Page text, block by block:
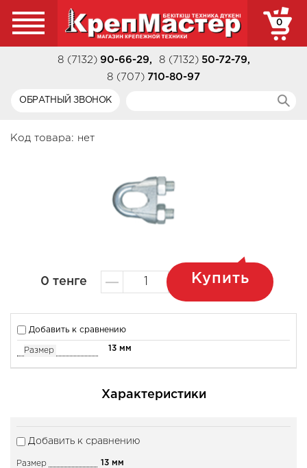
0
8 (7132) 90-66-29, 8 (7132) 50-72-79,
8 (707) 710-80-97
ОБРАТНЫЙ ЗВОНОК
Код товара: нет
0 тенге Купить
Добавить к сравнению
Размер 13 мм
Характеристики
Добавить к сравнению
Размер 13 мм